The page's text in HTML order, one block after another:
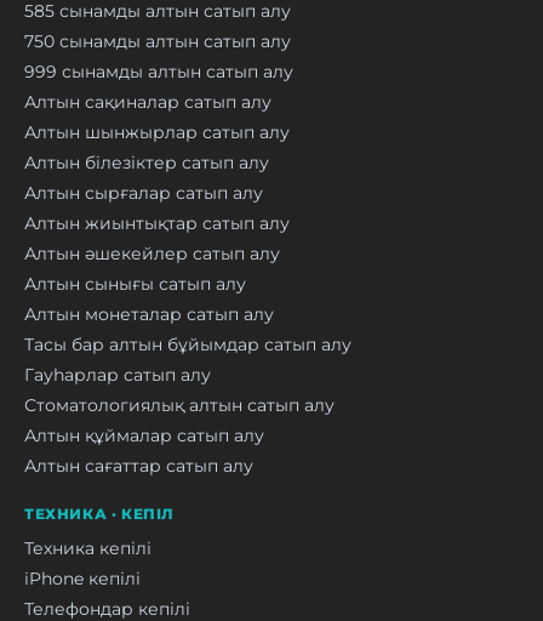
585 сынамды алтын сатып алу
750 сынамды алтын сатып алу
999 сынамды алтын сатып алу
Алтын сақиналар сатып алу
Алтын шынжырлар сатып алу
Алтын білезіктер сатып алу
Алтын сырғалар сатып алу
Алтын жиынтықтар сатып алу
Алтын әшекейлер сатып алу
Алтын сынығы сатып алу
Алтын монеталар сатып алу
Тасы бар алтын бұйымдар сатып алу
Гауһарлар сатып алу
Стоматологиялық алтын сатып алу
Алтын құймалар сатып алу
Алтын сағаттар сатып алу
ТЕХНИКА · КЕПІЛ
Техника кепілі
iPhone кепілі
Телефондар кепілі